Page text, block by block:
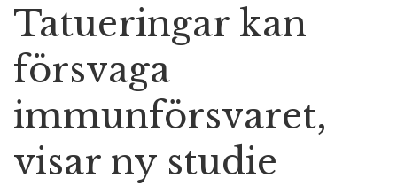
i
g
a
t
Tatueringar kan
försvaga
immunförsvaret,
visar ny studie